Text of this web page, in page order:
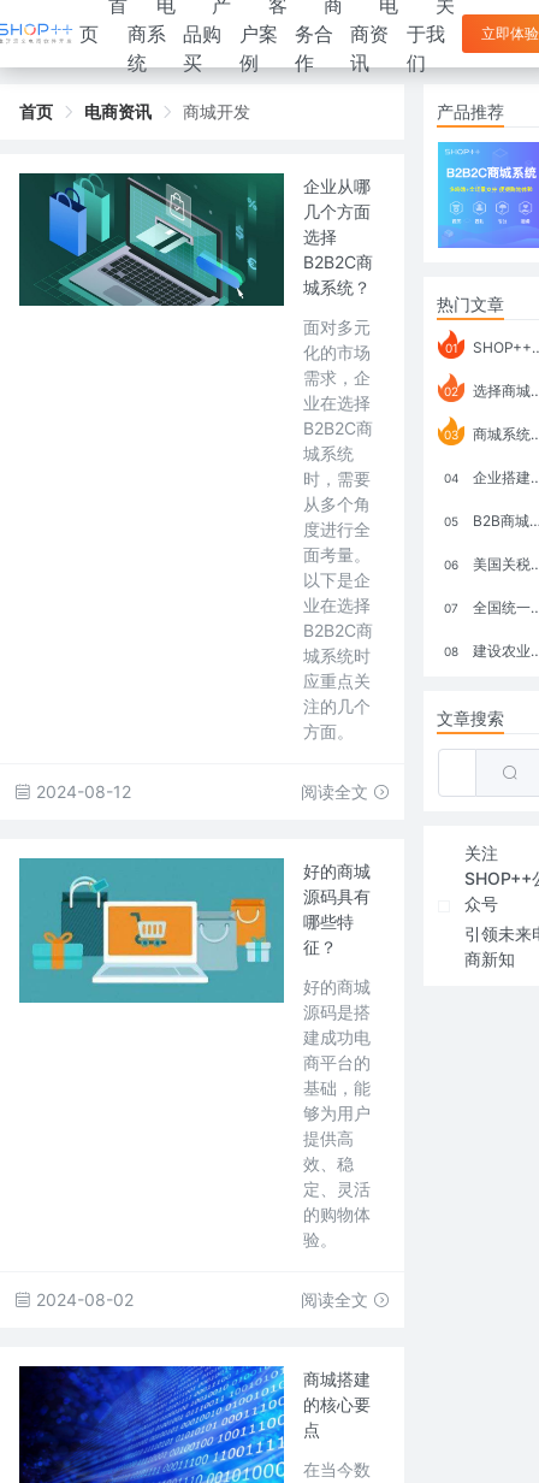
首
页
电
商系
统
产
品购
买
客
户案
例
商
务合
作
电
商资
讯
关
于我
们
立即体验
首页 电商资讯 商城开发
企业从哪
几个方面
选择
B2B2C商
城系统？
面对多元
化的市场
需求，企
业在选择
B2B2C商
城系统
时，需要
从多个角
度进行全
面考量。
以下是企
业在选择
B2B2C商
城系统时
应重点关
注的几个
方面。
2024-08-12 阅读全文
好的商城
源码具有
哪些特
征？
好的商城
源码是搭
建成功电
商平台的
基础，能
够为用户
提供高
效、稳
定、灵活
的购物体
验。
2024-08-02 阅读全文
商城搭建
的核心要
点
在当今数
产品推荐
热门文章
01 SHOP++ B2B2C V9.1 全新发布 新亮点
02 选择商城系统要考虑哪些问题？
03 商城系统如何打通跨境电商模式？
04 企业搭建积分商城系统要注意什么？
05 B2B商城系统搭建：开发语言、功能、优势分析
06 美国关税政策冲击全球电商格局：五大类平台受重创，转型与自救成关键
07 全国统一大市场：电商如何掘金新蓝海？
08 建设农业强国，网上商城来助力！
文章搜索
关注
SHOP++
众号
引领未来
商新知